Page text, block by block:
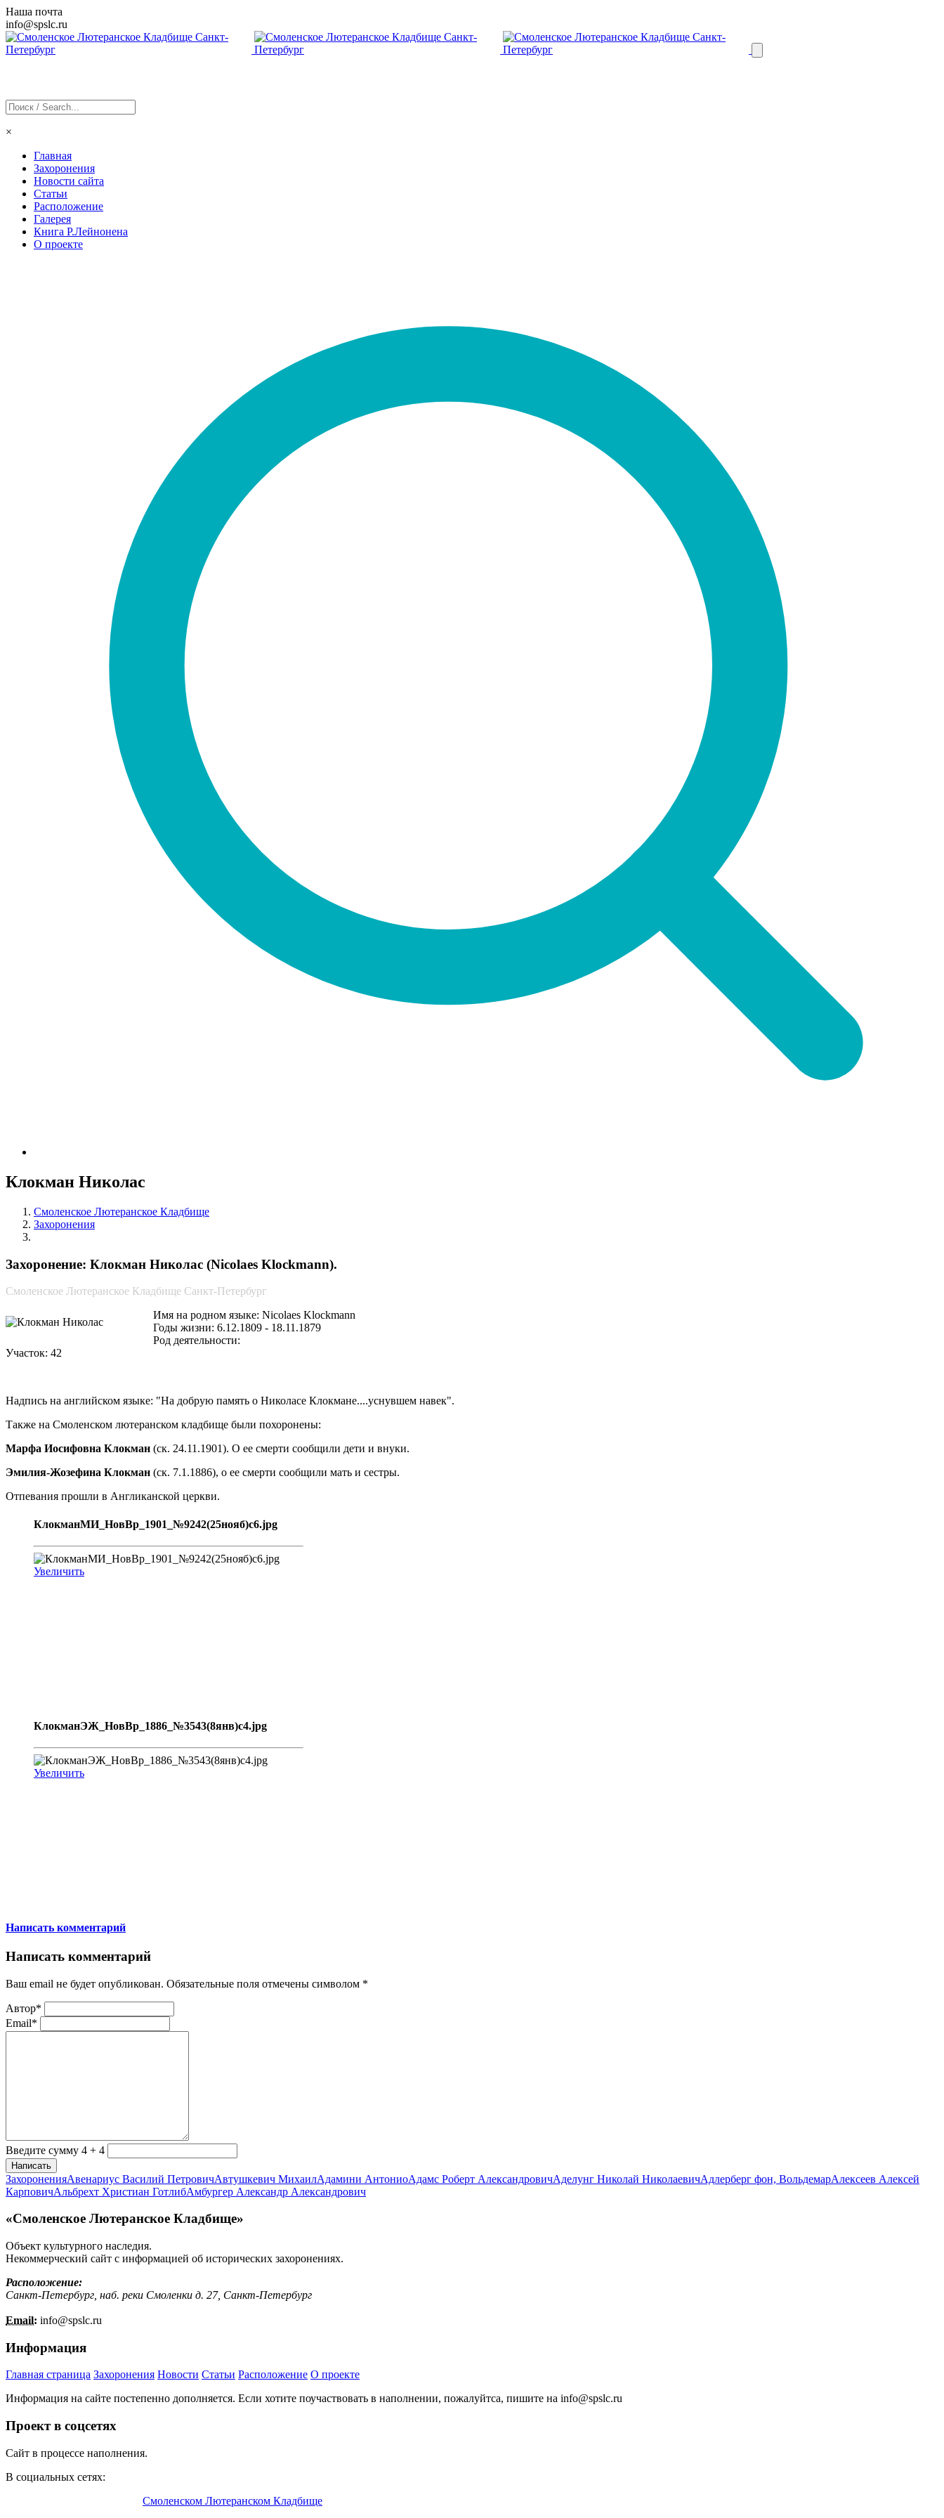
Наша почта
info@spslc.ru
×
Главная
Захоронения
Новости сайта
Статьи
Расположение
Галерея
Книга Р.Лейнонена
О проекте
Клокман Николас
Смоленское Лютеранское Кладбище
Захоронения
Захоронение: Клокман Николас (Nicolaes Klockmann).
Смоленское Лютеранское Кладбище Санкт-Петербург
Имя на родном языке: Nicolaes Klockmann
Годы жизни: 6.12.1809 - 18.11.1879
Род деятельности:
Участок: 42
Надпись на английском языке: "На добрую память о Николасе Клокмане....уснувшем навек".
Также на Смоленском лютеранском кладбище были похоронены:
Марфа Иосифовна Клокман (ск. 24.11.1901). О ее смерти сообщили дети и внуки.
Эмилия-Жозефина Клокман (ск. 7.1.1886), о ее смерти сообщили мать и сестры.
Отпевания прошли в Англиканской церкви.
КлокманМИ_НовВр_1901_№9242(25нояб)с6.jpg
Увеличить
КлокманЭЖ_НовВр_1886_№3543(8янв)с4.jpg
Увеличить
Написать комментарий
Написать комментарий
Ваш email не будет опубликован. Обязательные поля отмечены символом *
Автор*
Email*
Введите сумму 4 + 4
Написать
ЗахороненияАвенариус Василий ПетровичАвтушкевич МихаилАдамини АнтониоАдамс Роберт АлександровичАделунг Николай НиколаевичАдлерберг фон, ВольдемарАлексеев Алексей
КарповичАльбрехт Христиан ГотлибАмбургер Александр Александрович
«Смоленское Лютеранское Кладбище»
Объект культурного наследия.
Некоммерческий сайт с информацией об исторических захоронениях.
Расположение:
Санкт-Петербург, наб. реки Смоленки д. 27, Санкт-Петербург
Email: info@spslc.ru
Информация
Главная страница Захоронения Новости Статьи Расположение О проекте
Информация на сайте постепенно дополняется. Если хотите поучаствовать в наполнении, пожалуйтса, пишите на info@spslc.ru
Проект в соцсетях
Сайт в процессе наполнения.
В социальных сетях:
Смоленском Лютеранском Кладбище